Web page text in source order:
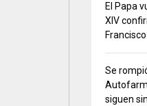
El Papa
XIV
Se
siguen